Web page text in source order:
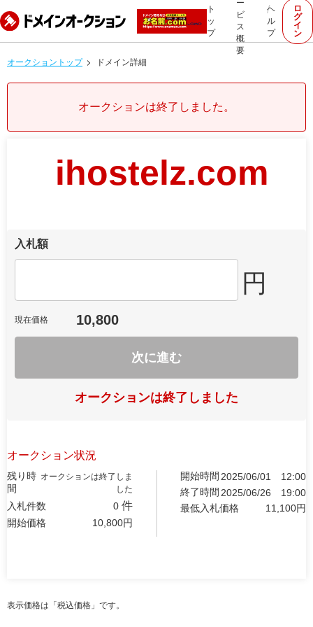
ト
ッ
プ
ー
ビ
ス
概
要
ヘ
ル
プ
ロ
グ
イ
ン
オークショントップ ドメイン詳細
オークションは終了しました。
ihostelz.com
入札額
円
現在価格 10,800
次に進む
オークションは終了しました
オークション状況
残り時
間
オークションは終了しま
した
入札件数 0 件
開始価格 10,800円
開始時間 2025/06/01
12:00
終了時間 2025/06/26
19:00
最低入札価格
11,100円
表示価格は「税込価格」です。